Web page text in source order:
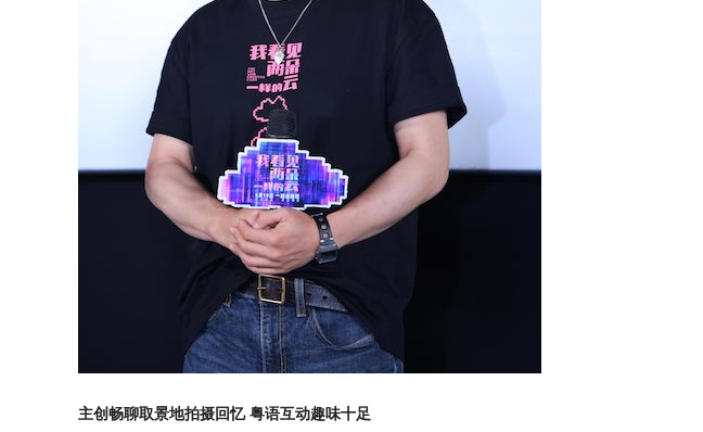
主创畅聊取景地拍摄回忆 粤语互动趣味十足